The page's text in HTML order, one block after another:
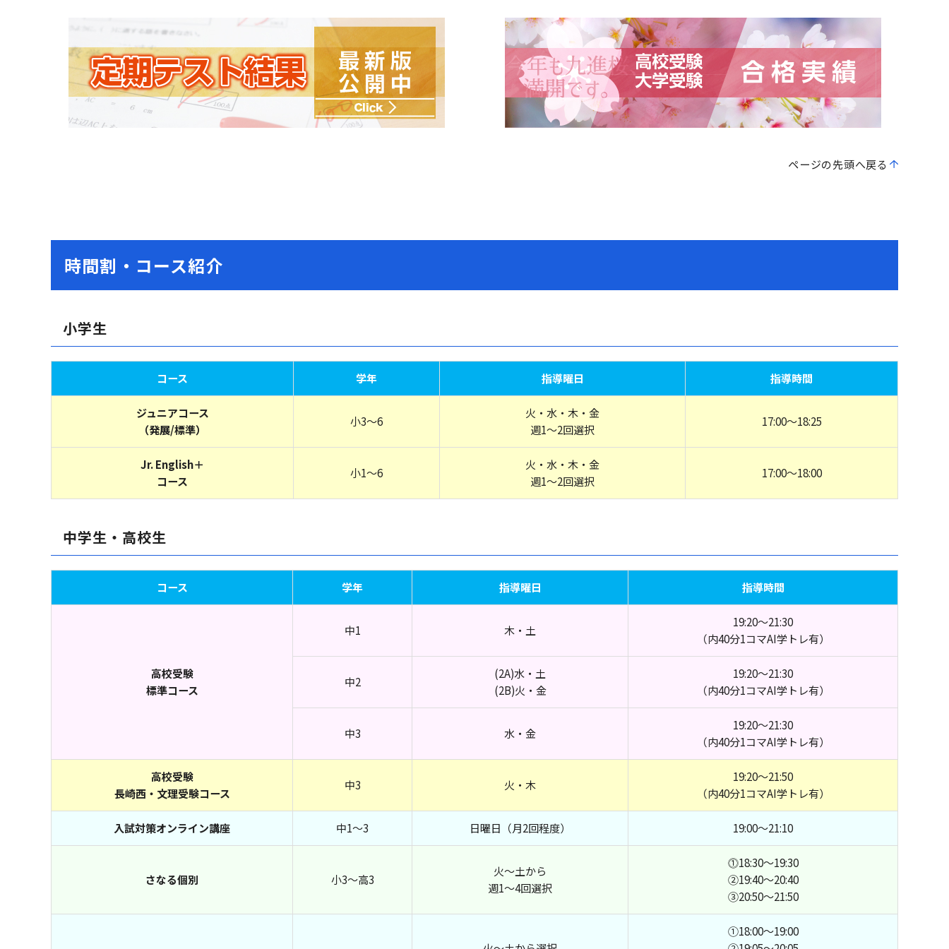
ページの先頭へ戻る
時間割・コース紹介
小学生
コース 学年 指導曜日 指導時間
ジュニアコース
（発展/標準）
小3～6
火・水・木・金
週1～2回選択
17:00～18:25
Jr. English＋
コース
小1～6
火・水・木・金
週1～2回選択
17:00～18:00
中学生・高校生
コース 学年 指導曜日 指導時間
高校受験
標準コース
中1 木・土
19:20～21:30
（内40分1コマAI学トレ有）
中2
(2A)水・土
(2B)火・金
19:20～21:30
（内40分1コマAI学トレ有）
中3 水・金
19:20～21:30
（内40分1コマAI学トレ有）
高校受験
長崎西・文理受験コース
中3 火・木
19:20～21:50
（内40分1コマAI学トレ有）
入試対策オンライン講座 中1～3 日曜日（月2回程度） 19:00～21:10
さなる個別 小3～高3
火～土から
週1～4回選択
⓵18:30～19:30
②19:40～20:40
③20:50～21:50
①18:00～19:00